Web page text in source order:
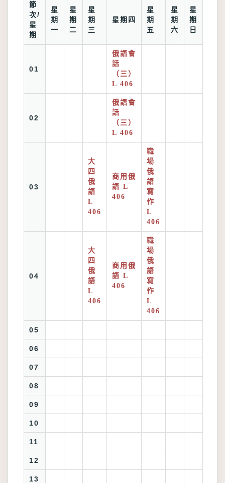
節
次/
星
期
星
期
一
星
期
二
星
期
三
星期四
星
期
五
星
期
六
星
期
日
01
俄語會
話
（三）
L 406
02
俄語會
話
（三）
L 406
03
大
四
俄
語
L
406
商用俄
語 L
406
職
場
俄
語
寫
作
L
406
04
大
四
俄
語
L
406
商用俄
語 L
406
職
場
俄
語
寫
作
L
406
05
06
07
08
09
10
11
12
13